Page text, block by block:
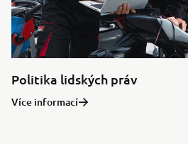
Politika lidských práv
Více informací